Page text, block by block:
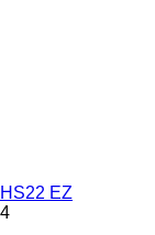
HS22 EZ
4